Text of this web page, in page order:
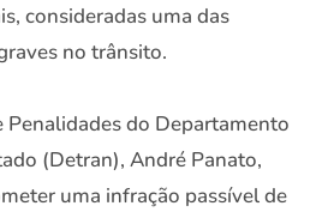
consideradas uma das
no trânsito.
Penalidades do Departamento
(Detran), André Panato,
uma infração passível de